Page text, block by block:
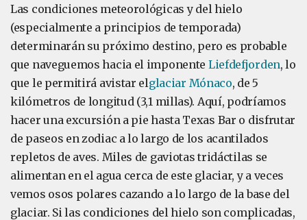
Las condiciones meteorológicas y del hielo
(especialmente a principios de temporada)
determinarán su próximo destino, pero es probable
que naveguemos hacia el imponente Liefdefjorden, lo
que le permitirá avistar elglaciar Mónaco, de 5
kilómetros de longitud (3,1 millas). Aquí, podríamos
hacer una excursión a pie hasta Texas Bar o disfrutar
de paseos en zodiac a lo largo de los acantilados
repletos de aves. Miles de gaviotas tridáctilas se
alimentan en el agua cerca de este glaciar, y a veces
vemos osos polares cazando a lo largo de la base del
glaciar. Si las condiciones del hielo son complicadas,